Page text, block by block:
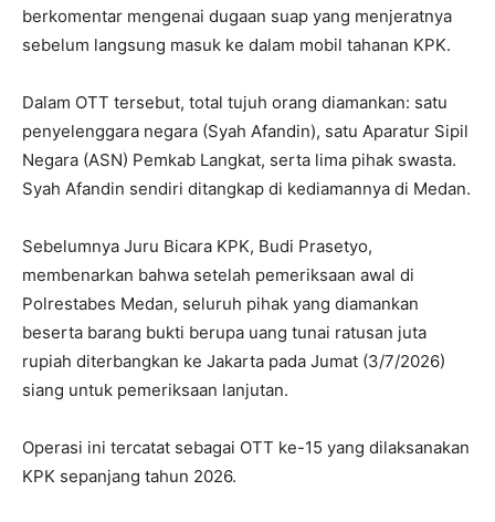
berkomentar mengenai dugaan suap yang menjeratnya
sebelum langsung masuk ke dalam mobil tahanan KPK.
Dalam OTT tersebut, total tujuh orang diamankan: satu
penyelenggara negara (Syah Afandin), satu Aparatur Sipil
Negara (ASN) Pemkab Langkat, serta lima pihak swasta.
Syah Afandin sendiri ditangkap di kediamannya di Medan.
Sebelumnya Juru Bicara KPK, Budi Prasetyo,
membenarkan bahwa setelah pemeriksaan awal di
Polrestabes Medan, seluruh pihak yang diamankan
beserta barang bukti berupa uang tunai ratusan juta
rupiah diterbangkan ke Jakarta pada Jumat (3/7/2026)
siang untuk pemeriksaan lanjutan.
Operasi ini tercatat sebagai OTT ke-15 yang dilaksanakan
KPK sepanjang tahun 2026.